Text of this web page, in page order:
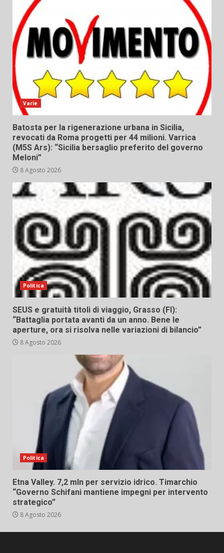
Varie
Batosta per la rigenerazione urbana in Sicilia,
revocati da Roma progetti per 44 milioni. Varrica
(M5S Ars): “Sicilia bersaglio preferito del governo
Meloni”
8 Agosto 2026
Politica
SEUS e gratuità titoli di viaggio, Grasso (FI):
“Battaglia portata avanti da un anno. Bene le
aperture, ora si risolva nelle variazioni di bilancio”
8 Agosto 2026
Politica
Etna Valley. 7,2 mln per servizio idrico. Timarchio
“Governo Schifani mantiene impegni per intervento
strategico”
8 Agosto 2026